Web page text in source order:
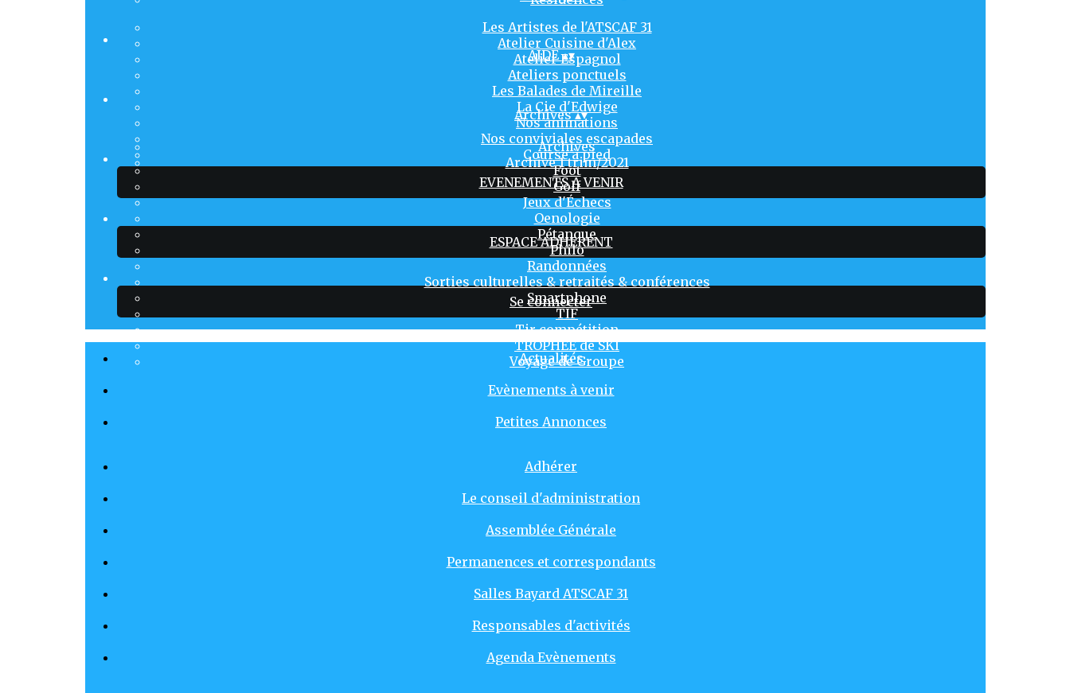
Les Artistes de l'ATSCAF 31
Atelier Cuisine d'Alex
Atelier Espagnol
Ateliers ponctuels
Les Balades de Mireille
La Cie d'Edwige
Nos animations
Nos conviviales escapades
Course à pied
Foot
Golf
Jeux d'Échecs
Oenologie
Pétanque
Philo
Randonnées
Sorties culturelles & retraités & conférences
Smartphone
TIF
Tir compétition
TROPHÉE de SKI
Voyage de Groupe
AIDE▴▾
Archives▴▾
Archives
Archive 1 trim/2021
EVENEMENTS A VENIR
ESPACE ADHERENT
Se connecter
Actualités
Evènements à venir
Petites Annonces
Adhérer
Le conseil d'administration
Assemblée Générale
Permanences et correspondants
Salles Bayard ATSCAF 31
Responsables d'activités
Agenda Evènements